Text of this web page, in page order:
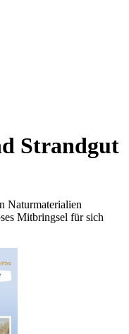
Strandgut
Naturmaterialien
Mitbringsel für sich